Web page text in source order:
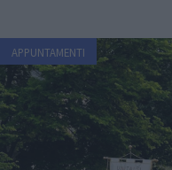
APPUNTAMENTI